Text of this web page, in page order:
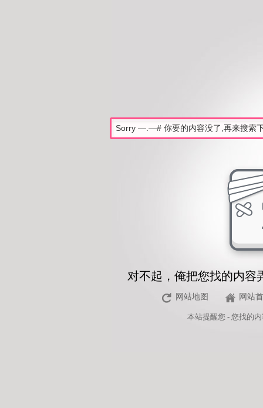
对不起，俺把您找的内容
网站地图 网站
本站提醒您 - 您找的